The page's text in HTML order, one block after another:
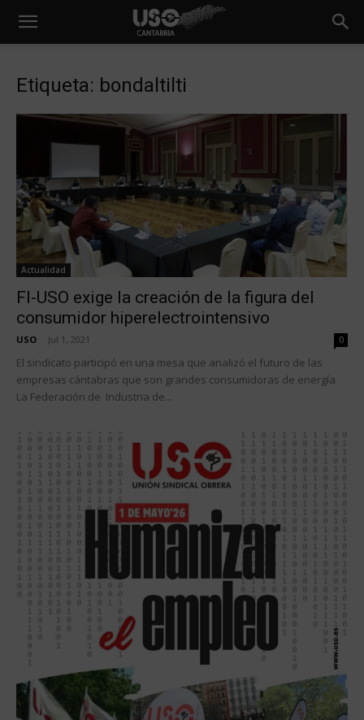
Etiqueta: bondaltilti
Actualidad
FI-USO exige la creación de la figura del
consumidor hiperelectrointensivo
USO Jul 1, 2021 0
El sindicato participó en una mesa que analizó el futuro de las
empresas cántabras que son grandes consumidoras de energía
La Federación de Industria de...